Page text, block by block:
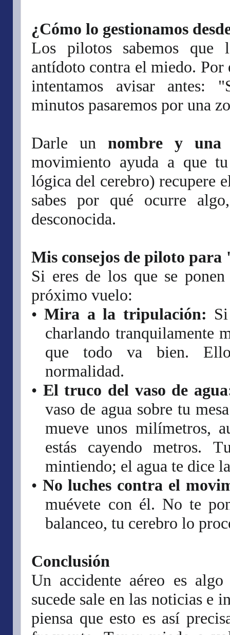
¿Cómo lo gestionamos
Los pilotos sabemos
antídoto contra el miedo. Por
intentamos avisar antes:
minutos pasaremos por una
Darle un nombre y una
movimiento ayuda a que
lógica del cerebro) recupere
sabes por qué ocurre
desconocida.
Mis consejos de piloto
Si eres de los que se
próximo vuelo:
•Mira a la tripulación:
charlando tranquilamente
que todo va bien.
normalidad.
• El truco del vaso de
vaso de agua sobre tu
mueve unos milímetros,
estás cayendo metros.
mintiendo; el agua te dice
• No luches contra el
muévete con él. No te
balanceo, tu cerebro lo
Conclusión
Un accidente aéreo es
sucede sale en las noticias e
piensa que esto es así